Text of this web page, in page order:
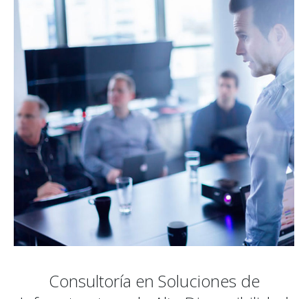
Consultoría en Soluciones de